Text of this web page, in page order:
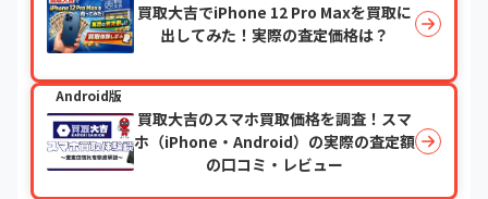
買取大吉でiPhone 12 Pro Maxを買取に
出してみた！実際の査定価格は？
Android版
買取大吉のスマホ買取価格を調査！スマ
ホ（iPhone・Android）の実際の査定額
の口コミ・レビュー